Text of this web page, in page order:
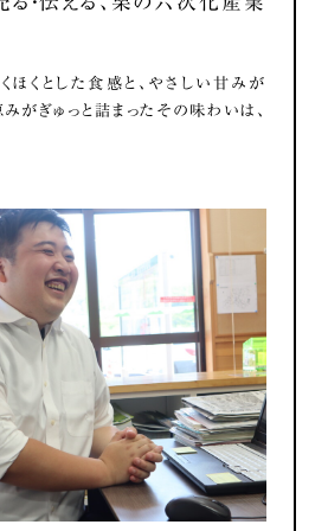
くとした食感と、やさしい甘みが
がぎゅっと詰まったその味わいは、